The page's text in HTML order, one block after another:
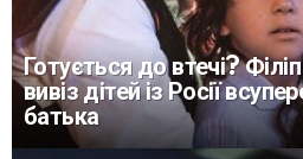
Готується до втечі?
вивіз дітей із Росії
батька